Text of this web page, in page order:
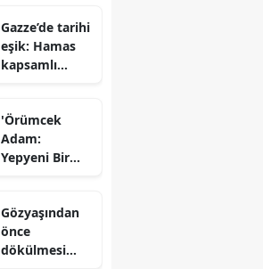
sıkıştı
Gazze’de tarihi
eşik: Hamas
kapsamlı
onayladı
'Örümcek
Adam:
Yepyeni Bir
şimdi
McDonald’s
Türkiye’de
Gözyaşından
önce
dökülmesi